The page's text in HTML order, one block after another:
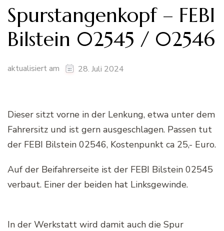
Spurstangenkopf – FEBI
Bilstein 02545 / 02546
aktualisiert am 28. Juli 2024
Dieser sitzt vorne in der Lenkung, etwa unter dem
Fahrersitz und ist gern ausgeschlagen. Passen tut
der FEBI Bilstein 02546, Kostenpunkt ca 25,- Euro.
Auf der Beifahrerseite ist der FEBI Bilstein 02545
verbaut. Einer der beiden hat Linksgewinde.
In der Werkstatt wird damit auch die Spur